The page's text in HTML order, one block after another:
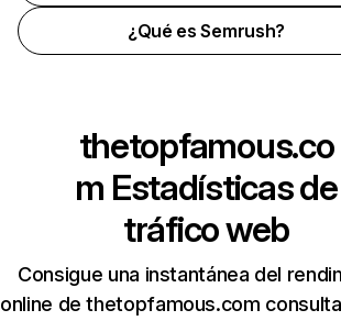
¿Qué es Semrush?
thetopfamous.co
m Estadísticas de
tráfico web
Consigue una instantánea del
online de thetopfamous.com